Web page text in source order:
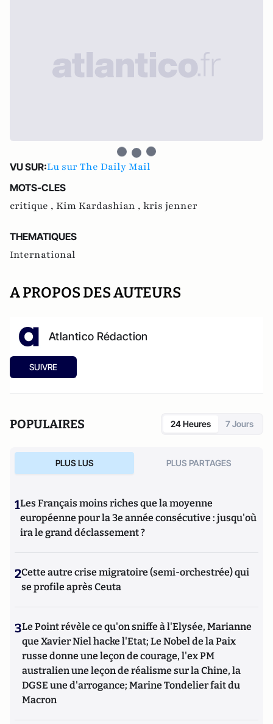
VU SUR:Lu sur The Daily Mail
MOTS-CLES
critique , Kim Kardashian , kris jenner
THEMATIQUES
International
A PROPOS DES AUTEURS
Atlantico Rédaction
SUIVRE
POPULAIRES 24 Heures 7 Jours
PLUS LUS PLUS PARTAGES
1Les Français moins riches que la moyenne
européenne pour la 3e année consécutive : jusqu'où
ira le grand déclassement ?
2Cette autre crise migratoire (semi-orchestrée) qui
se profile après Ceuta
3Le Point révèle ce qu'on sniffe à l'Elysée, Marianne
que Xavier Niel hacke l'Etat; Le Nobel de la Paix
russe donne une leçon de courage, l'ex PM
australien une leçon de réalisme sur la Chine, la
DGSE une d'arrogance; Marine Tondelier fait du
Macron